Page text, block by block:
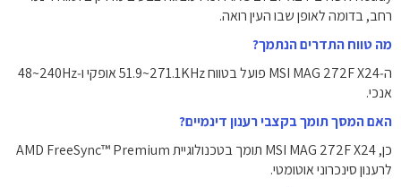
רחב, בדומה לאופן שבו העין רואה.
מה טווח התדרים הנתמך?
ה‑MSI MAG 272F X24 פועל בטווח ‎51.9~271.1KHz‎ אופקי ו‑‎48~240Hz‎
אנכי.
האם המסך תומך בקצבי רענון דינמיים?
כן, MSI MAG 272F X24 תומך בטכנולוגיית AMD FreeSync™ Premium
לרענון סינכרוני אוטומטי.